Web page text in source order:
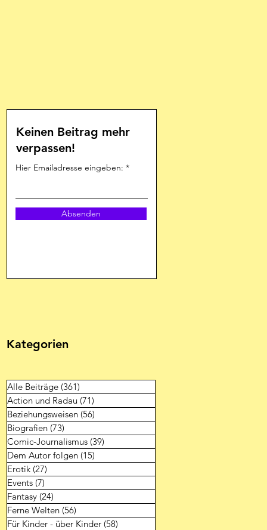
Kategorien
Alle Beiträge (361)
Action und Radau (71)
Beziehungsweisen (56)
Biografien (73)
Comic-Journalismus (39)
Dem Autor folgen (15)
Erotik (27)
Events (7)
Fantasy (24)
Ferne Welten (56)
Für Kinder - über Kinder (58)
Keinen Beitrag mehr
verpassen!
Hier Emailadresse eingeben:
Absenden